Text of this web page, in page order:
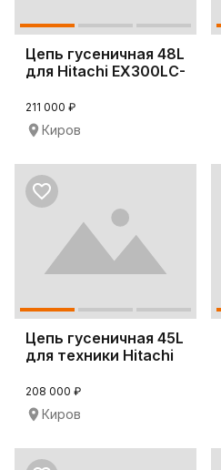
Цепь гусеничная 48L
для Hitachi EX300LC-
211 000 ₽
Киров
Цепь гусеничная 45L
для техники Hitachi
208 000 ₽
Киров